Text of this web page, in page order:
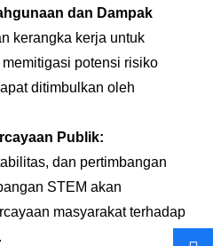
dan Dampak
kerangka kerja untuk
potensi risiko
ditimbulkan oleh
Publik:
dan pertimbangan
STEM akan
masyarakat terhadap